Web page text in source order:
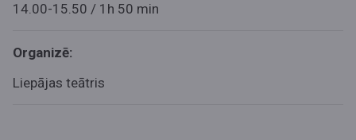
14.00-15.50 / 1h 50 min
Organizē:
Liepājas teātris